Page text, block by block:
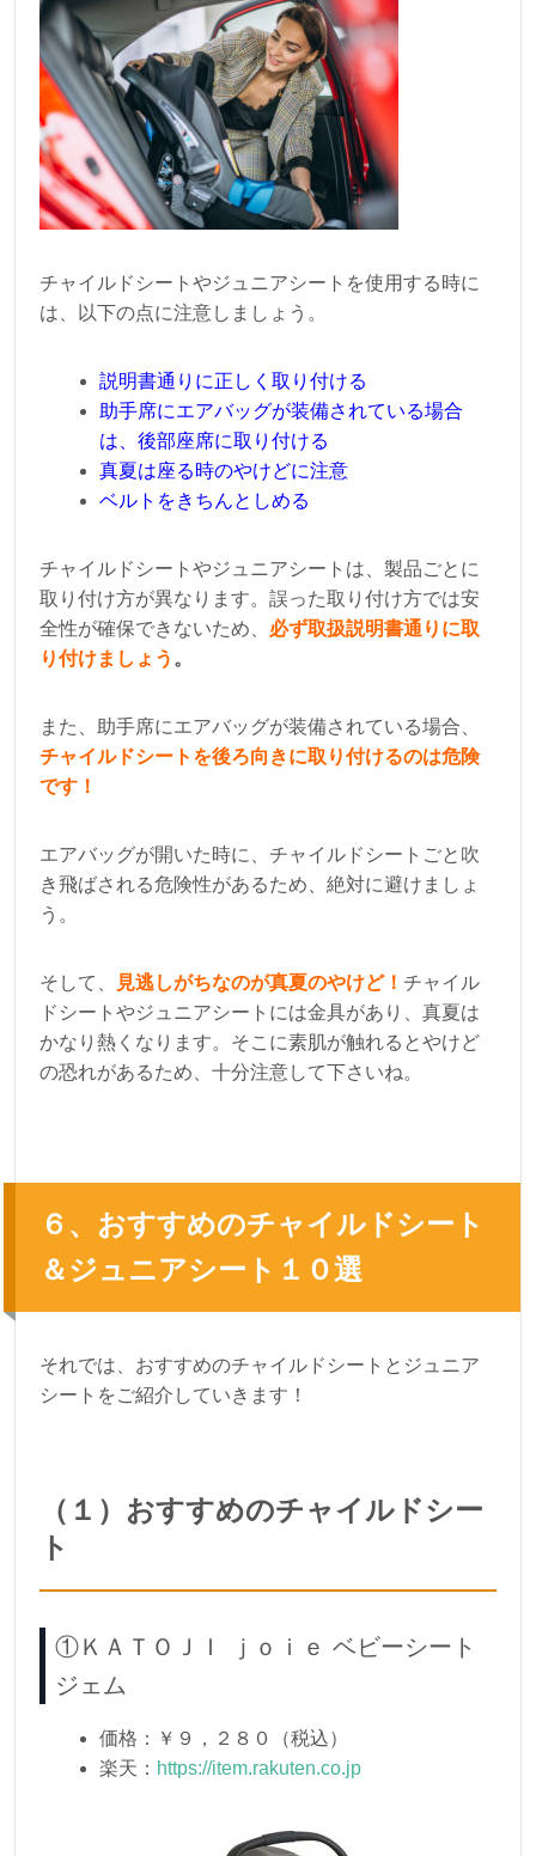
チャイルドシートやジュニアシートを使用する時に
は、以下の点に注意しましょう。
説明書通りに正しく取り付ける
助手席にエアバッグが装備されている場合
は、後部座席に取り付ける
真夏は座る時のやけどに注意
ベルトをきちんとしめる
チャイルドシートやジュニアシートは、製品ごとに
取り付け方が異なります。誤った取り付け方では安
全性が確保できないため、 必ず取扱説明書通りに取
り付けましょう 。
また、助手席にエアバッグが装備されている場合、
チャイルドシートを後ろ向きに取り付けるのは危険
です！
エアバッグが開いた時に、チャイルドシートごと吹
き飛ばされる危険性があるため、絶対に避けましょ
う。
そして、 見逃しがちなのが真夏のやけど！ チャイル
ドシートやジュニアシートには金具があり、真夏は
かなり熱くなります。そこに素肌が触れるとやけど
の恐れがあるため、十分注意して下さいね。
６、おすすめのチャイルドシート
＆ジュニアシート１０選
それでは、おすすめのチャイルドシートとジュニア
シートをご紹介していきます！
（１）おすすめのチャイルドシー
ト
①ＫＡＴＯＪＩ ｊｏｉｅ ベビーシート
ジェム
価格：￥９，２８０（税込）
楽天： https://item.rakuten.co.jp